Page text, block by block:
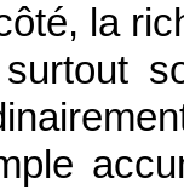
la
surtout